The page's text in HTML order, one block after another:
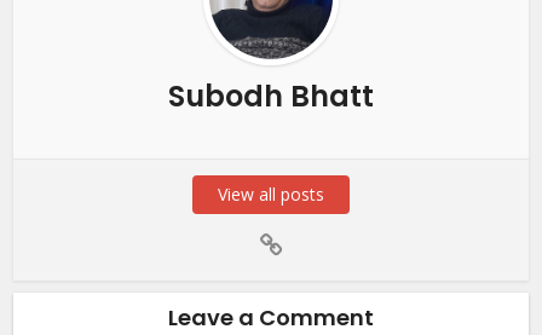
Subodh Bhatt
View all posts
Leave a Comment